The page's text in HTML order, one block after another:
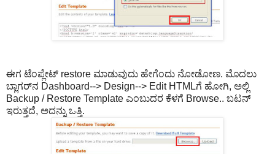
ಈಗ ಟೆಂಪ್ಲೇಟ್ restore ಮಾಡುವುದು ಹೇಗೆಂದು ನೋಡೋಣ. ಮೊದಲು
ಬ್ಲಾಗರ್‌ನ Dashboard--> Design--> Edit HTMLಗೆ ಹೋಗಿ, ಅಲ್ಲಿ
Backup / Restore Template ಎಂಬುದರ ಕೆಳಗೆ Browse.. ಬಟನ್
ಇರುತ್ತದೆ, ಅದನ್ನು ಒತ್ತಿ.